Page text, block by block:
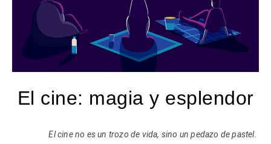
El cine: magia y esplendor
El cine no es un trozo de vida, sino un pedazo de pastel.